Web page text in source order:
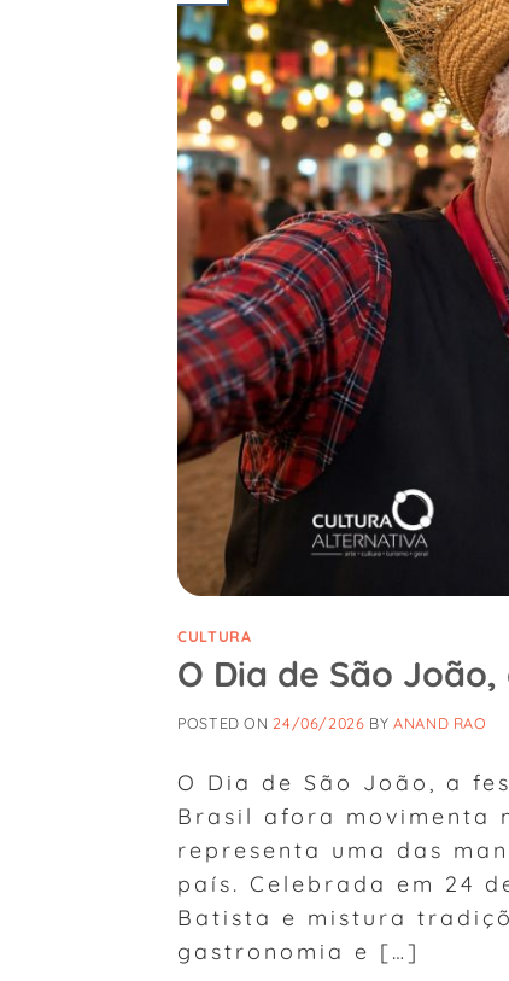
CULTURA
O Dia de São
POSTED ON 24/06/2026 BYANAND RAO
O Dia de São João, a
Brasil afora movimenta
representa uma das
país. Celebrada em 24
Batista e mistura
gastronomia e […]